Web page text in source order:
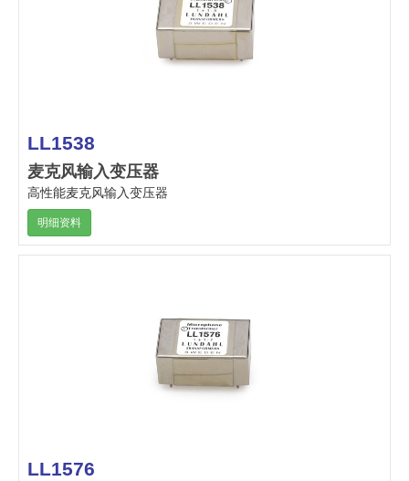
LL1538
麦克风输入变压器
高性能麦克风输入变压器
明细资料
LL1576